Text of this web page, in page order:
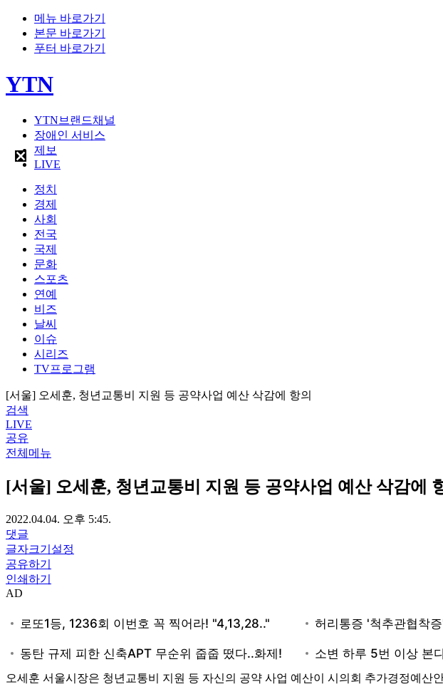
메뉴 바로가기
본문 바로가기
푸터 바로가기
YTN
YTN브랜드채널
장애인 서비스
제보
LIVE
정치
경제
사회
전국
국제
문화
스포츠
연예
비즈
날씨
이슈
시리즈
TV프로그램
[서울] 오세훈, 청년교통비 지원 등 공약사업 예산 삭감에 항의
검색
LIVE
공유
전체메뉴
[서울] 오세훈, 청년교통비 지원 등 공약사업 예산 삭감에
2022.04.04. 오후 5:45.
댓글
글자크기설정
공유하기
인쇄하기
AD
오세훈 서울시장은 청년교통비 지원 등 자신의 공약 사업 예산이 시의회 추가경정예산